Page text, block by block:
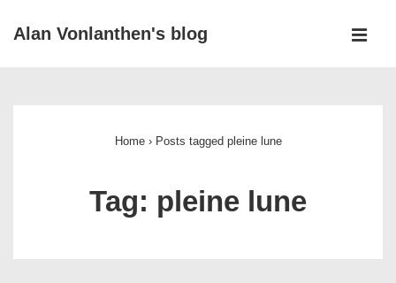
SkipAlan Vonlanthen's blog
Home › Posts tagged pleine lune
Tag: pleine lune